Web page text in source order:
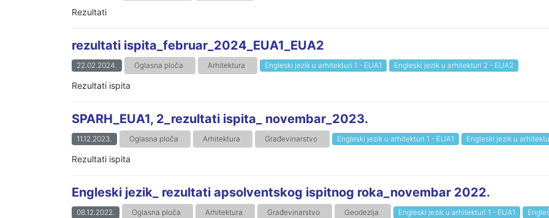
Rezultati
rezultati ispita_februar_2024_EUA1_EUA2
22.02.2024. Oglasna ploča Arhitektura Engleski jezik u arhitekturi 1 - EUA1 Engleski jezik u arhitekturi 2 - EUA2
Rezultati ispita
SPARH_EUA1, 2_rezultati ispita_ novembar_2023.
11.12.2023. Oglasna ploča Arhitektura Građevinarstvo Engleski jezik u arhitekturi 1 - EUA1 Engleski jezik u
Rezultati ispita
Engleski jezik_ rezultati apsolventskog ispitnog roka_novembar 2022.
08.12.2022. Oglasna ploča Arhitektura Građevinarstvo Geodezija Engleski jezik u arhitekturi 1 - EUA1